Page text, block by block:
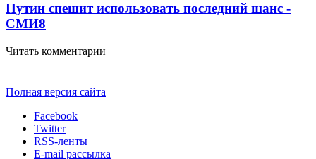
Путин спешит использовать последний шанс -
СМИ8
Читать комментарии
Полная версия сайта
Facebook
Twitter
RSS-ленты
E-mail рассылка